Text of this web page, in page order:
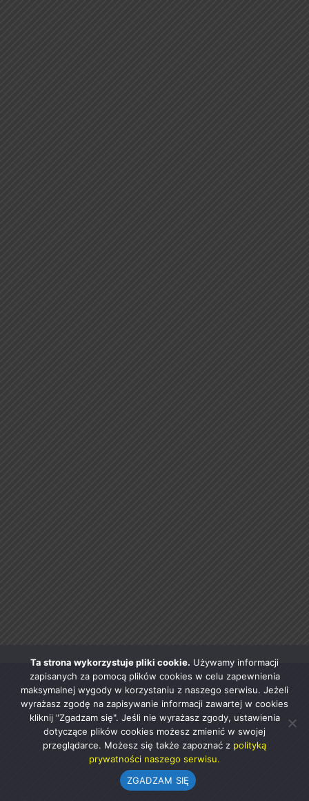
Ta strona wykorzystuje pliki cookie. Używamy informacji
zapisanych za pomocą plików cookies w celu zapewnienia
maksymalnej wygody w korzystaniu z naszego serwisu. Jeżeli
wyrażasz zgodę na zapisywanie informacji zawartej w cookies
kliknij "Zgadzam się". Jeśli nie wyrażasz zgody, ustawienia
dotyczące plików cookies możesz zmienić w swojej
przeglądarce. Możesz się także zapoznać z polityką
prywatności naszego serwisu.
ZGADZAM SIĘ